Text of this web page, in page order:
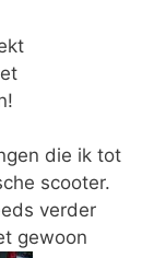
die ik tot
scooter.
verder
gewoon